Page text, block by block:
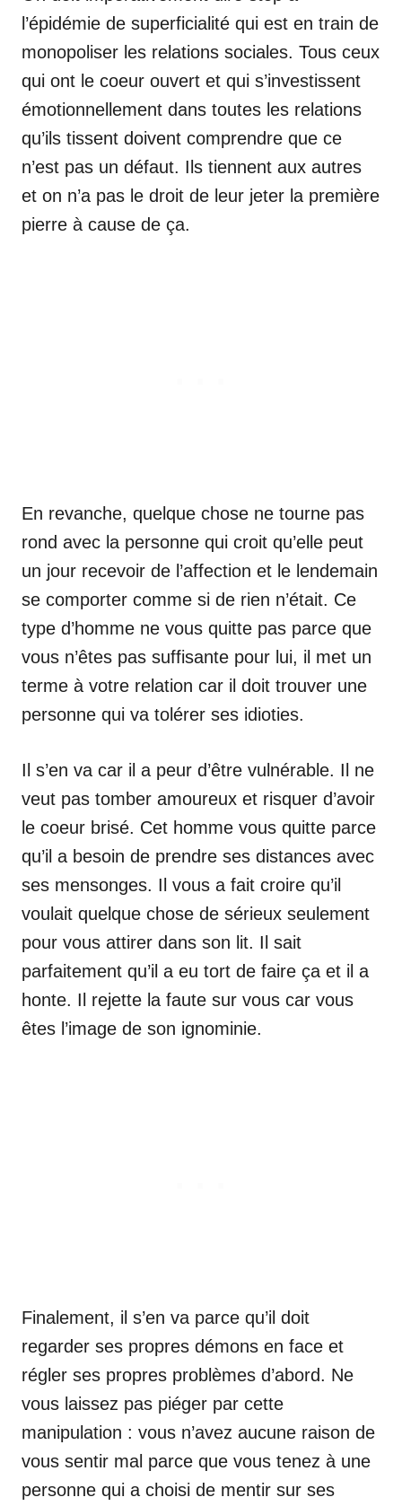
l’épidémie de superficialité qui est en train de
monopoliser les relations sociales. Tous ceux
qui ont le coeur ouvert et qui s’investissent
émotionnellement dans toutes les relations
qu’ils tissent doivent comprendre que ce
n’est pas un défaut. Ils tiennent aux autres
et on n’a pas le droit de leur jeter la première
pierre à cause de ça.
En revanche, quelque chose ne tourne pas
rond avec la personne qui croit qu’elle peut
un jour recevoir de l’affection et le lendemain
se comporter comme si de rien n’était. Ce
type d’homme ne vous quitte pas parce que
vous n’êtes pas suffisante pour lui, il met un
terme à votre relation car il doit trouver une
personne qui va tolérer ses idioties.
Il s’en va car il a peur d’être vulnérable. Il ne
veut pas tomber amoureux et risquer d’avoir
le coeur brisé. Cet homme vous quitte parce
qu’il a besoin de prendre ses distances avec
ses mensonges. Il vous a fait croire qu’il
voulait quelque chose de sérieux seulement
pour vous attirer dans son lit. Il sait
parfaitement qu’il a eu tort de faire ça et il a
honte. Il rejette la faute sur vous car vous
êtes l’image de son ignominie.
Finalement, il s’en va parce qu’il doit
regarder ses propres démons en face et
régler ses propres problèmes d’abord. Ne
vous laissez pas piéger par cette
manipulation : vous n’avez aucune raison de
vous sentir mal parce que vous tenez à une
personne qui a choisi de mentir sur ses